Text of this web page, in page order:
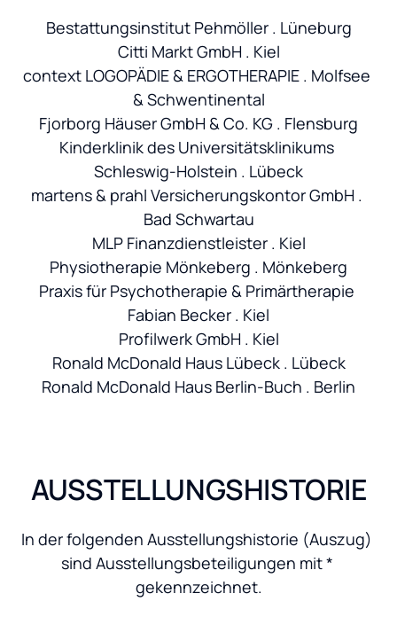
Bestattungsinstitut Pehmöller . Lüneburg
Citti Markt GmbH . Kiel
context LOGOPÄDIE & ERGOTHERAPIE . Molfsee
& Schwentinental
Fjorborg Häuser GmbH & Co. KG . Flensburg
Kinderklinik des Universitätsklinikums
Schleswig-Holstein . Lübeck
martens & prahl Versicherungskontor GmbH .
Bad Schwartau
MLP Finanzdienstleister . Kiel
Physiotherapie Mönkeberg . Mönkeberg
Praxis für Psychotherapie & Primärtherapie
Fabian Becker . Kiel
Profilwerk GmbH . Kiel
Ronald McDonald Haus Lübeck . Lübeck
Ronald McDonald Haus Berlin-Buch . Berlin
AUSSTELLUNGSHISTORIE
In der folgenden Ausstellungshistorie (Auszug)
sind Ausstellungsbeteiligungen mit *
gekennzeichnet.